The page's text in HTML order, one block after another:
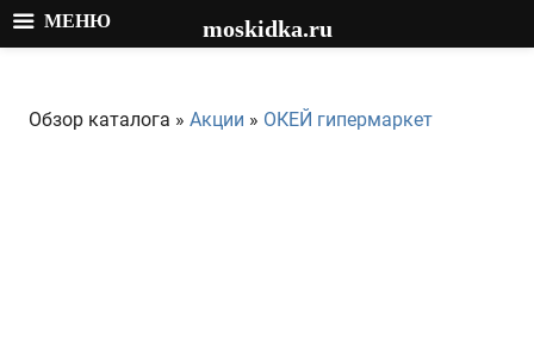
содержимому
Обзор каталога » Акции » ОКЕЙ гипермаркет
МЕНЮ moskidka.ru